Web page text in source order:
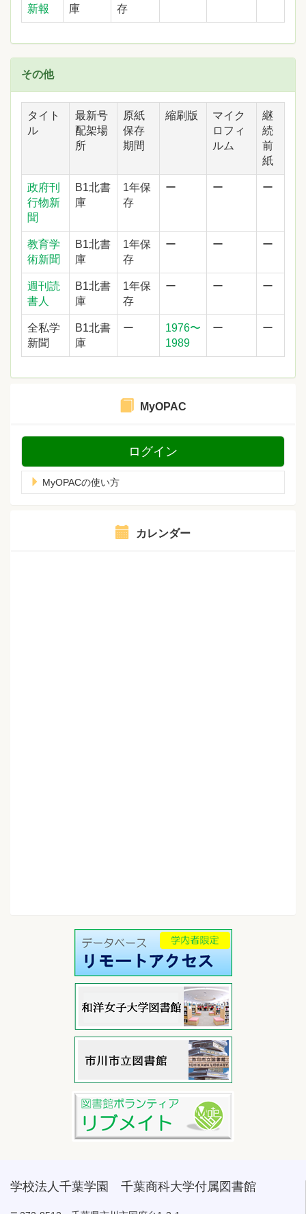
新報
庫
存
その他
タイト
ル
最新号
配架場
所
原紙
保存
期間
縮刷版
マイク
ロフィ
ルム
継
続
前
紙
政府刊
行物新
聞
B1北書
庫
1年保
存
ー ー ー
教育学
術新聞
B1北書
庫
1年保
存
ー ー ー
週刊読
書人
B1北書
庫
1年保
存
ー ー ー
全私学
新聞
B1北書
庫
ー
1976〜
1989
ー ー
MyOPAC
ログイン
MyOPACの使い方
カレンダー
学校法人千葉学園 千葉商科大学付属図書館